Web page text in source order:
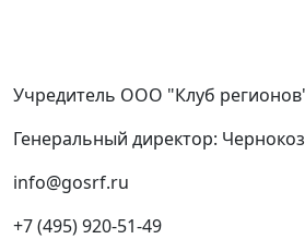
Учредитель ООО "Клуб
Генеральный директор:
info@gosrf.ru
+7 (495) 920-51-49